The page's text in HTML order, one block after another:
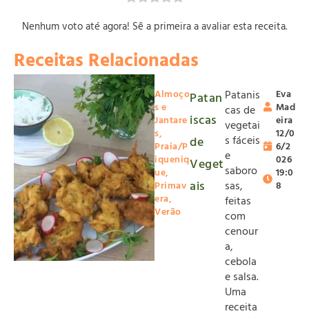
Nenhum voto até agora! Sê a primeira a avaliar esta receita.
Receitas Relacionadas
Almoço
s e
Jantare
s,
Praia/P
iqueniq
ue,
Primav
era,
Verão
Patan
iscas
de
Veget
ais
Patanis
cas de
vegetai
s fáceis
e
saboro
sas,
feitas
com
cenour
a,
cebola
e salsa.
Uma
receita
Eva
Mad
eira
12/0
6/2
026
19:0
8